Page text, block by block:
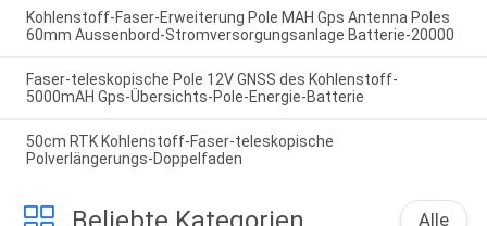
Kohlenstoff-Faser-Erweiterung Pole MAH Gps Antenna Poles
60mm Aussenbord-Stromversorgungsanlage Batterie-20000
Faser-teleskopische Pole 12V GNSS des Kohlenstoff-
5000mAH Gps-Übersichts-Pole-Energie-Batterie
50cm RTK Kohlenstoff-Faser-teleskopische
Polverlängerungs-Doppelfaden
Alle